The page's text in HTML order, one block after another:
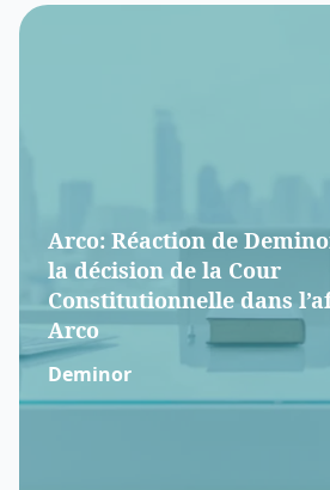
Arco: Réaction de
la décision de la Cour
Constitutionnelle dans
Arco
Deminor